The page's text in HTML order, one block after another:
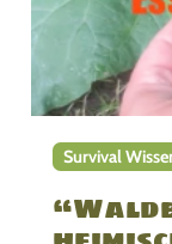
Survival